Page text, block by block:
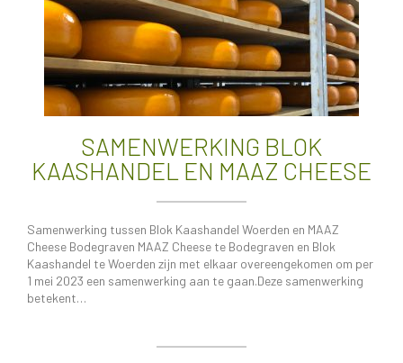
SAMENWERKING BLOK
KAASHANDEL EN MAAZ CHEESE
Samenwerking tussen Blok Kaashandel Woerden en MAAZ
Cheese Bodegraven​ MAAZ Cheese te Bodegraven en Blok
Kaashandel te Woerden zijn met elkaar overeengekomen om per
1 mei 2023 een samenwerking aan te gaan.Deze samenwerking
betekent…